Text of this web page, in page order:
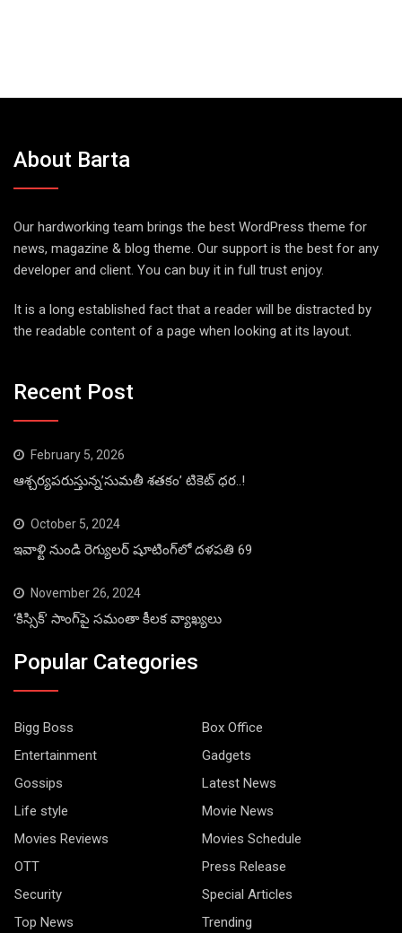
About Barta
Our hardworking team brings the best WordPress theme for
news, magazine & blog theme. Our support is the best for any
developer and client. You can buy it in full trust enjoy.
It is a long established fact that a reader will be distracted by
the readable content of a page when looking at its layout.
Recent Post
February 5, 2026
ఆశ్చర్యపరుస్తున్న’సుమతీ శతకం’ టికెట్ ధర..!
October 5, 2024
ఇవాళ్టి నుండి రెగ్యులర్ షూటింగ్‌లో దళపతి 69
November 26, 2024
‘కిస్సిక్’ సాంగ్‌పై సమంతా కీలక వ్యాఖ్యలు
Popular Categories
Bigg Boss
Box Office
Entertainment
Gadgets
Gossips
Latest News
Life style
Movie News
Movies Reviews
Movies Schedule
OTT
Press Release
Security
Special Articles
Top News
Trending